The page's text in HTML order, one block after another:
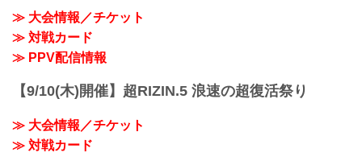
≫ 大会情報／チケット
≫ 対戦カード
≫ PPV配信情報
【9/10(木)開催】超RIZIN.5 浪速の超復活祭り
≫ 大会情報／チケット
≫ 対戦カード